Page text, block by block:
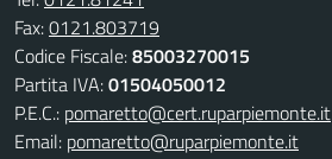
Fax:0121.803719
Codice Fiscale:85003270015
Partita IVA:01504050012
P.E.C.: pomaretto@cert.ruparpiemonte.it
Email: pomaretto@ruparpiemonte.it